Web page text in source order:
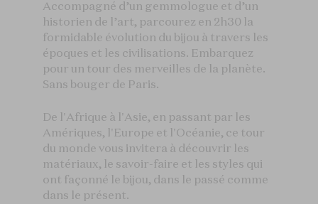
Accompagné d’un gemmologue et d’un
historien de l’art, parcourez en 2h30 la
formidable évolution du bijou à travers les
époques et les civilisations. Embarquez
pour un tour des merveilles de la planète.
Sans bouger de Paris.
De l'Afrique à l'Asie, en passant par les
Amériques, l'Europe et l'Océanie, ce tour
du monde vous invitera à découvrir les
matériaux, le savoir-faire et les styles qui
ont façonné le bijou, dans le passé comme
dans le présent.